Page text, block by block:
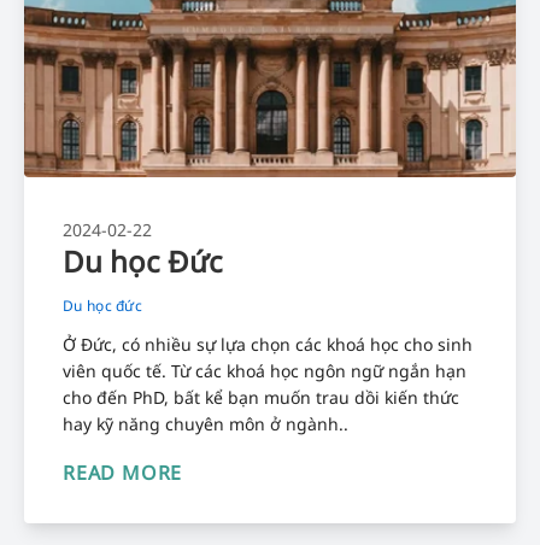
2024-02-22
Du học Đức
Du học đức
Ở Đức, có nhiều sự lựa chọn các khoá học cho sinh
viên quốc tế. Từ các khoá học ngôn ngữ ngắn hạn
cho đến PhD, bất kể bạn muốn trau dồi kiến thức
hay kỹ năng chuyên môn ở ngành..
READ MORE